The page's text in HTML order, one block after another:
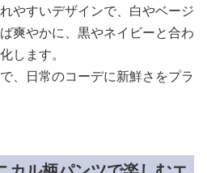
やすいデザインで、白やベージ
爽やかに、黒やネイビーと合わ
します。
、日常のコーデに新鮮さをプラ